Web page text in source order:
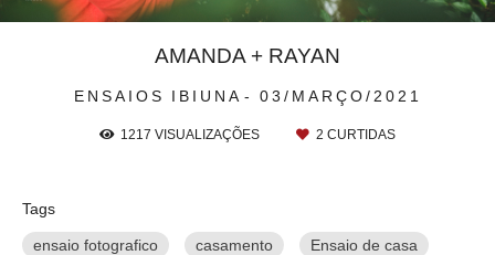
ENSAIOS IBIUNA 03/MARÇO/2021
AMANDA + RAYAN
1217 VISUALIZAÇÕES 2 CURTIDAS
Tags
ensaio fotografico casamento
Ensaio de casa